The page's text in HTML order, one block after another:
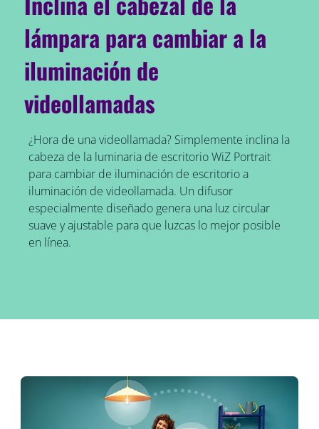
lámpara para cambiar a la
iluminación de
videollamadas
¿Hora de una videollamada? Simplemente inclina la
cabeza de la luminaria de escritorio WiZ Portrait
para cambiar de iluminación de escritorio a
iluminación de videollamada. Un difusor
especialmente diseñado genera una luz circular
suave y ajustable para que luzcas lo mejor posible
en línea.